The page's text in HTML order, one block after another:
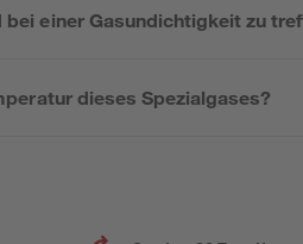
bei einer Gasundichtigkeit zu
dieses Spezialgases?